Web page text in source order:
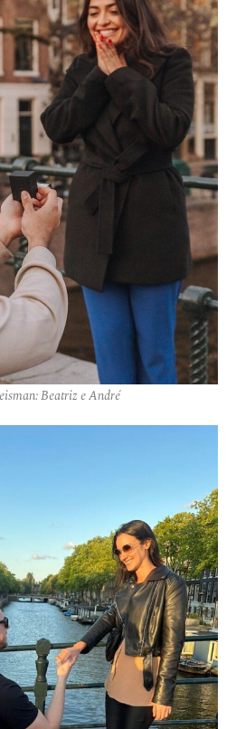
Beatriz e André